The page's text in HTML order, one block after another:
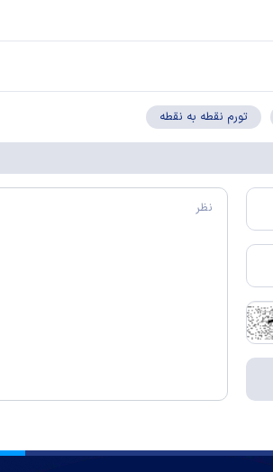
تورم نقطه به نقطه